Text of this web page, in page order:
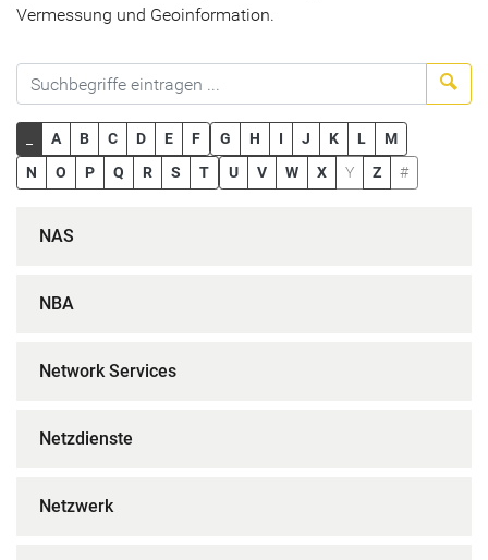
Vermessung und Geoinformation.
A B C D E F G H I J K L
M
N
O P Q R S T U V W X Y Z #
NAS
NBA
Network Services
Netzdienste
Netzwerk